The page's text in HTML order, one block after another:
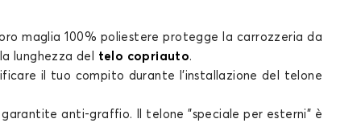
maglia 100% poliestere protegge la carrozzeria da
lunghezza del telo copriauto.
il tuo compito durante l'installazione del telone
garantite anti-graffio. Il telone "speciale per esterni" è